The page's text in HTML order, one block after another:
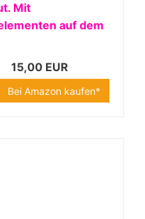
Mit
auf dem
15,00 EUR
Bei Amazon kaufen*